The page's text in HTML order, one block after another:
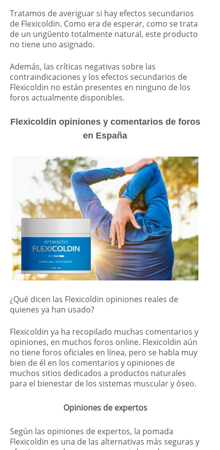
Tratamos de averiguar si hay efectos secundarios
de Flexicoldin. Como era de esperar, como se trata
de un ungüento totalmente natural, este producto
no tiene uno asignado.
Además, las críticas negativas sobre las
contraindicaciones y los efectos secundarios de
Flexicoldin no están presentes en ninguno de los
foros actualmente disponibles.
Flexicoldin opiniones y comentarios de foros
en España
¿Qué dicen las Flexicoldin opiniones reales de
quienes ya han usado?
Flexicoldin ya ha recopilado muchas comentarios y
opiniones, en muchos foros online. Flexicoldin aún
no tiene foros oficiales en línea, pero se habla muy
bien de él en los comentarios y opiniones de
muchos sitios dedicados a productos naturales
para el bienestar de los sistemas muscular y óseo.
Opiniones de expertos
Según las opiniones de expertos, la pomada
Flexicoldin es una de las alternativas más seguras y